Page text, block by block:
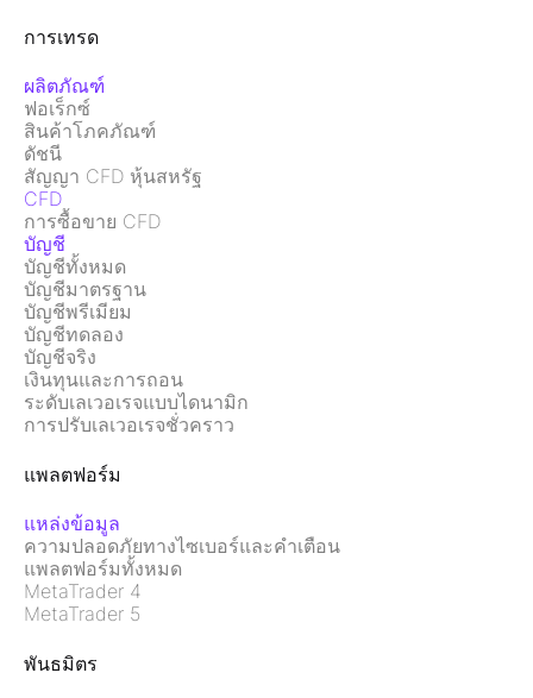
การเทรด
ผลิตภัณฑ์
ฟอเร็กซ์
สินค้าโภคภัณฑ์
ดัชนี
สัญญา CFD หุ้นสหรัฐ
CFD
การซื้อขาย CFD
บัญชี
บัญชีทั้งหมด
บัญชีมาตรฐาน
บัญชีพรีเมียม
บัญชีทดลอง
บัญชีจริง
เงินทุนและการถอน
ระดับเลเวอเรจแบบไดนามิก
การปรับเลเวอเรจชั่วคราว
แพลตฟอร์ม
แหล่งข้อมูล
ความปลอดภัยทางไซเบอร์และคำเตือน
แพลตฟอร์มทั้งหมด
MetaTrader 4
MetaTrader 5
พันธมิตร